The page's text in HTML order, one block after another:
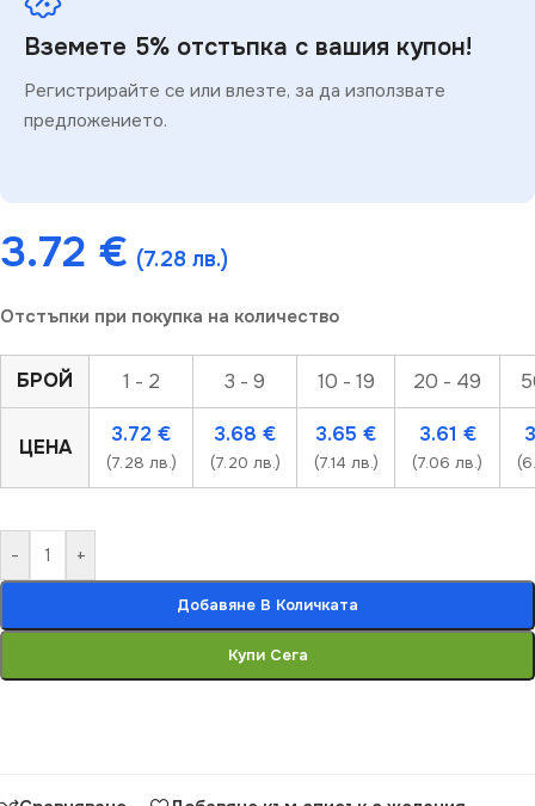
Вземете 5% отстъпка с вашия купон!
Регистрирайте се или влезте, за да използвате
предложението.
3.72 € (7.28 лв.)
Отстъпки при покупка на количество
БРОЙ 1 - 2 3 - 9 10 - 19 20 - 49
ЦЕНА
3.72 €
(7.28 лв.)
3.68 €
(7.20 лв.)
3.65 €
(7.14 лв.)
3.61 €
(7.06 лв.)
- +
Добавяне В Количката
Купи Сега